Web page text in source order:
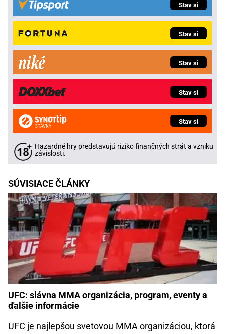
Stav si
Stav si
Stav si
Stav si
Stav si
Hazardné hry predstavujú riziko finančných strát a vzniku
závislosti.
SÚVISIACE ČLÁNKY
UFC: slávna MMA organizácia, program, eventy a
ďalšie informácie
UFC je najlepšou svetovou MMA organizáciou, ktorá